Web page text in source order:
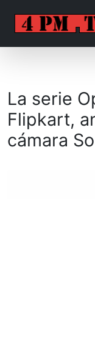
La serie
Flipkart,
cámara